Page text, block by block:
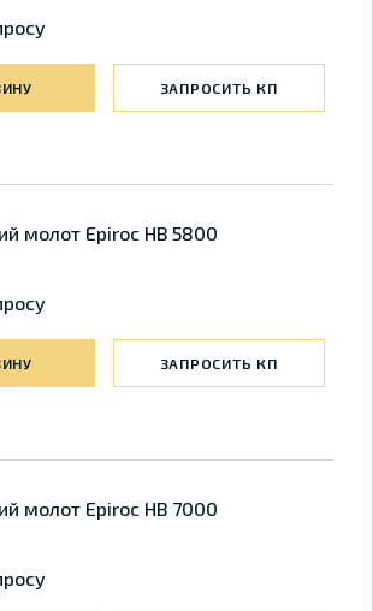
ЗАПРОСИТЬ КП
молот Epiroc HB 5800
ЗАПРОСИТЬ КП
молот Epiroc HB 7000